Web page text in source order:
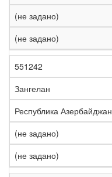
(не задано)
(не задано)
551242
Зангелан
Республика Азербайджан
(не задано)
(не задано)